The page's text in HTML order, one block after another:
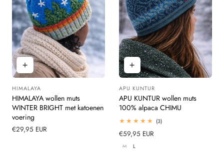
Leverancier:
HIMALAYA
HIMALAYA wollen muts
WINTER BRIGHT met katoenen
voering
Normale
€29,95 EUR
Leverancier:
APU KUNTUR
APU KUNTUR wollen muts
100% alpaca CHIMU
(3)3
Normale
prijs
€59,95 EUR
M L